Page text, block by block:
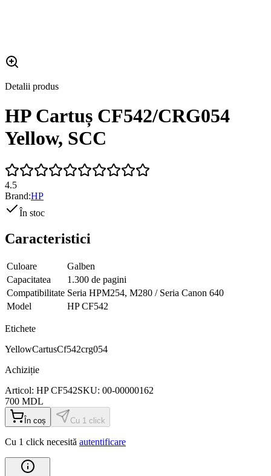
Detalii produs
HP Cartuș CF542/CRG054
Yellow, SCC
4.5
Brand:HP
În stoc
Caracteristici
Culoare
Galben
Capacitatea
1.300 de pagini
Compatibilitate Seria HPM254, M280 / Seria Canon 640
Model
HP CF542
Etichete
YellowCartusCf542crg054
Achiziție
Articol: HP CF542SKU: 00-00000162
700 MDL
În coș Cu 1 click
Cu 1 click necesită autentificare